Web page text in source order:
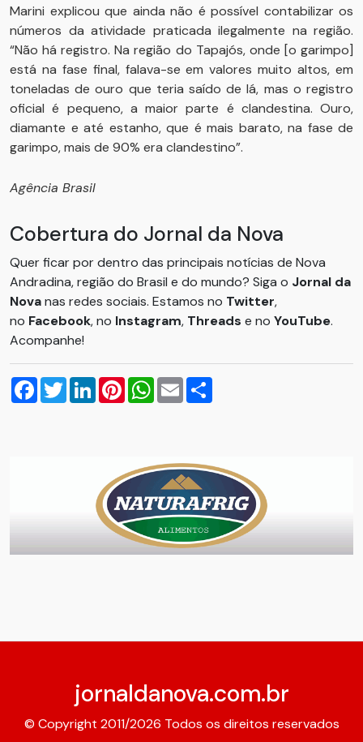
Marini explicou que ainda não é possível contabilizar os
números da atividade praticada ilegalmente na região.
“Não há registro. Na região do Tapajós, onde [o garimpo]
está na fase final, falava-se em valores muito altos, em
toneladas de ouro que teria saído de lá, mas o registro
oficial é pequeno, a maior parte é clandestina. Ouro,
diamante e até estanho, que é mais barato, na fase de
garimpo, mais de 90% era clandestino”.
Agência Brasil
Cobertura do Jornal da Nova
Quer ficar por dentro das principais notícias de Nova
Andradina, região do Brasil e do mundo? Siga o Jornal da
Novanas redes sociais. Estamos no Twitter,
no Facebook, no Instagram, Threads e no YouTube.
Acompanhe!
Facebook
TwitterLinkedInPinterestWhatsApp
Email
jornaldanova.com.br
© Copyright 2011/2026 Todos os direitos reservados